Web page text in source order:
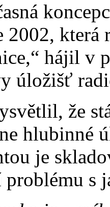
2002, která
hájil v
úložišť
že
hlubinné
je
problému s